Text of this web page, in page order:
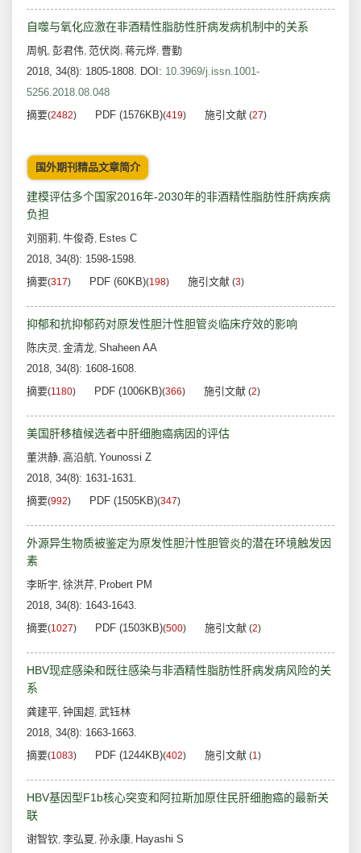
自噬与氧化应激在非酒精性脂肪性肝病发病机制中的关系
周帆, 彭君伟, 范伏岗, 蒋元烨, 曹勤
2018, 34(8): 1805-1808. DOI: 10.3969/j.issn.1001-
5256.2018.08.048
摘要(2482) PDF (1576KB)(419) 施引文献 (27)
国外期刊精品文章简介
建模评估多个国家2016年-2030年的非酒精性脂肪性肝病疾病
负担
刘丽莉, 牛俊奇, Estes C
2018, 34(8): 1598-1598.
摘要(317) PDF (60KB)(198) 施引文献 (3)
抑郁和抗抑郁药对原发性胆汁性胆管炎临床疗效的影响
陈庆灵 , 金清龙, Shaheen AA
2018, 34(8): 1608-1608.
摘要(1180) PDF (1006KB)(366) 施引文献 (2)
美国肝移植候选者中肝细胞癌病因的评估
董洪静, 高沿航, Younossi Z
2018, 34(8): 1631-1631.
摘要(992) PDF (1505KB)(347)
外源异生物质被鉴定为原发性胆汁性胆管炎的潜在环境触发因
素
李昕宇, 徐洪芹, Probert PM
2018, 34(8): 1643-1643.
摘要(1027) PDF (1503KB)(500) 施引文献 (2)
HBV现症感染和既往感染与非酒精性脂肪性肝病发病风险的关
系
龚建平, 钟国超, 武钰林
2018, 34(8): 1663-1663.
摘要(1083) PDF (1244KB)(402) 施引文献 (1)
HBV基因型F1b核心突变和阿拉斯加原住民肝细胞癌的最新关
联
谢智钦, 李弘夏, 孙永康, Hayashi S